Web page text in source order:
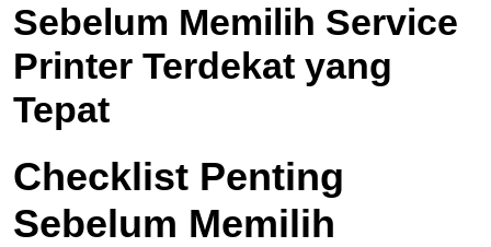
Sebelum Memilih Service
Printer Terdekat yang
Tepat
Checklist Penting
Sebelum Memilih